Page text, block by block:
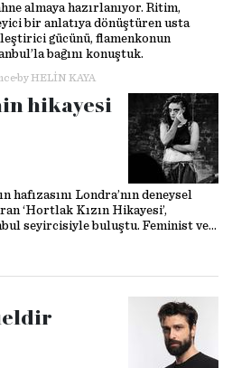
almaya hazırlanıyor. Ritim,
bir anlatıya dönüştüren usta
gücünü, flamenkonun
bağını konuştuk.
byHELIN KAYA
hikayesi
hafızasını Londra’nın deneysel
‘Hortlak Kızın Hikayesi’,
seyircisiyle buluştu. Feminist ve
boyunca dışlanan kadınların
Çıray, yönetmen Işık Kaya ve